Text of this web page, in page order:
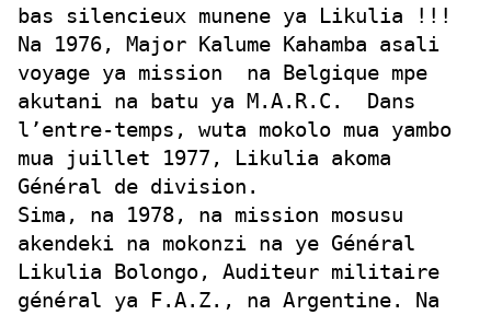
bas silencieux munene ya Likulia !!!
Na 1976, Major Kalume Kahamba asali
voyage ya mission na Belgique mpe
akutani na batu ya M.A.R.C. Dans
l’entre-temps, wuta mokolo mua yambo
mua juillet 1977, Likulia akoma
Général de division.
Sima, na 1978, na mission mosusu
akendeki na mokonzi na ye Général
Likulia Bolongo, Auditeur militaire
général ya F.A.Z., na Argentine. Na